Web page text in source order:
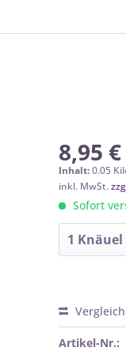
8,95
Inhalt:0.05
inkl. MwSt.
Sofort
Artikel-Nr.: